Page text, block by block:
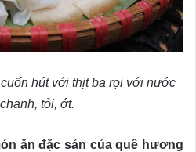
hút với thịt ba rọi với nước
tỏi, ớt.
ăn đặc sản của quê hương